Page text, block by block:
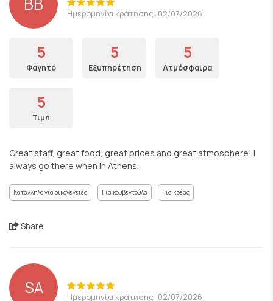
Ημερομηνία κράτησης: 02/07/2026
5
Φαγητό
5
Εξυπηρέτηση
5
Ατμόσφαιρα
5
Τιμή
Great staff, great food, great prices and great atmosphere! I
always go there when in Athens.
Κατάλληλο για οικογένειες Για κουβεντούλα Για κρέας
Share
SA Ημερομηνία κράτησης: 02/07/2026